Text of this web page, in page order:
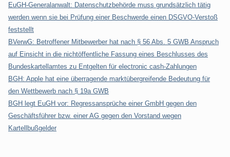
EuGH-Generalanwalt: Datenschutzbehörde muss grundsätzlich tätig
werden wenn sie bei Prüfung einer Beschwerde einen DSGVO-Verstoß
feststellt
BVerwG: Betroffener Mitbewerber hat nach § 56 Abs. 5 GWB Anspruch
auf Einsicht in die nichtöffentliche Fassung eines Beschlusses des
Bundeskartellamtes zu Entgelten für electronic cash-Zahlungen
BGH: Apple hat eine überragende marktübergreifende Bedeutung für
den Wettbewerb nach § 19a GWB
BGH legt EuGH vor: Regressansprüche einer GmbH gegen den
Geschäftsführer bzw. einer AG gegen den Vorstand wegen
Kartellbußgelder